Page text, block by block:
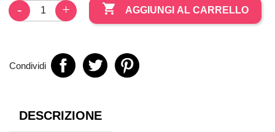
 AGGIUNGI AL CARRELLO
Condividi
DESCRIZIONE